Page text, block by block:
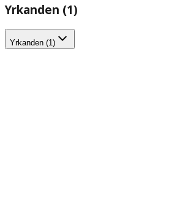
Yrkanden (1)
Yrkanden (1)